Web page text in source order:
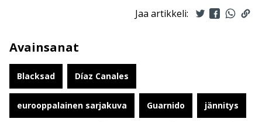
Jaa artikkeli:
Avainsanat
Blacksad Díaz Canales
eurooppalainen sarjakuva Guarnido jännitys